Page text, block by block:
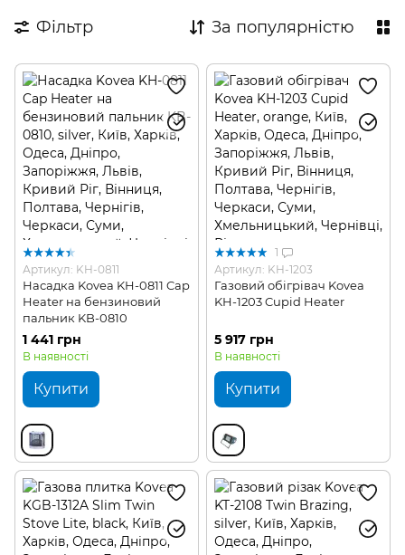
Фільтр За популярністю
Артикул: KH-0811
Насадка Kovea KH-0811 Cap
Heater на бензиновий
пальник KB-0810
1 441 грн
В наявності
Купити
1
Артикул: KH-1203
Газовий обігрівач Kovea
KH-1203 Cupid Heater
5 917 грн
В наявності
Купити